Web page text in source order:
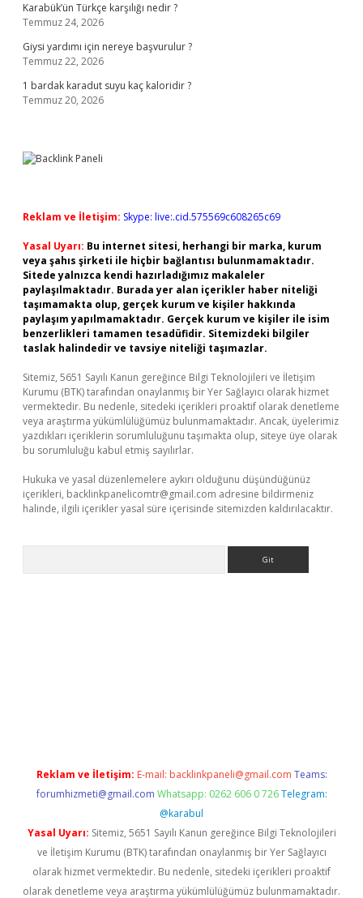
Karabük’ün Türkçe karşılığı nedir ?
Temmuz 24, 2026
Giysi yardımı için nereye başvurulur ?
Temmuz 22, 2026
1 bardak karadut suyu kaç kaloridir ?
Temmuz 20, 2026
Reklam ve İletişim: Skype: live:.cid.575569c608265c69
Yasal Uyarı: Bu internet sitesi, herhangi bir marka, kurum
veya şahıs şirketi ile hiçbir bağlantısı bulunmamaktadır.
Sitede yalnızca kendi hazırladığımız makaleler
paylaşılmaktadır. Burada yer alan içerikler haber niteliği
taşımamakta olup, gerçek kurum ve kişiler hakkında
paylaşım yapılmamaktadır. Gerçek kurum ve kişiler ile isim
benzerlikleri tamamen tesadüfidir. Sitemizdeki bilgiler
taslak halindedir ve tavsiye niteliği taşımazlar.
Sitemiz, 5651 Sayılı Kanun gereğince Bilgi Teknolojileri ve İletişim
Kurumu (BTK) tarafından onaylanmış bir Yer Sağlayıcı olarak hizmet
vermektedir. Bu nedenle, sitedeki içerikleri proaktif olarak denetleme
veya araştırma yükümlülüğümüz bulunmamaktadır. Ancak, üyelerimiz
yazdıkları içeriklerin sorumluluğunu taşımakta olup, siteye üye olarak
bu sorumluluğu kabul etmiş sayılırlar.
Hukuka ve yasal düzenlemelere aykırı olduğunu düşündüğünüz
içerikleri, backlinkpanelicomtr@gmail.com adresine bildirmeniz
halinde, ilgili içerikler yasal süre içerisinde sitemizden kaldırılacaktır.
Reklam ve İletişim: E-mail: backlinkpaneli@gmail.com Teams:
forumhizmeti@gmail.com Whatsapp: 0262 606 0 726 Telegram:
@karabul
Yasal Uyarı: Sitemiz, 5651 Sayılı Kanun gereğince Bilgi Teknolojileri
ve İletişim Kurumu (BTK) tarafından onaylanmış bir Yer Sağlayıcı
olarak hizmet vermektedir. Bu nedenle, sitedeki içerikleri proaktif
olarak denetleme veya araştırma yükümlülüğümüz bulunmamaktadır.